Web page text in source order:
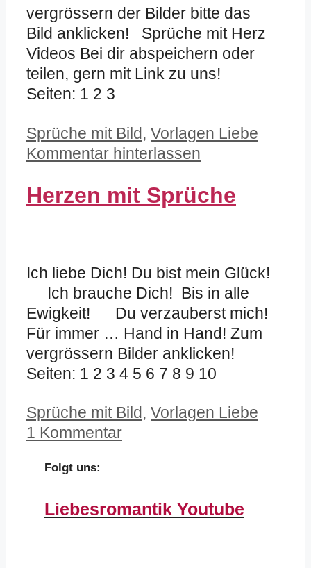
vergrössern der Bilder bitte das
Bild anklicken! Sprüche mit Herz
Videos Bei dir abspeichern oder
teilen, gern mit Link zu uns!
Seiten: 1 2 3
Kategorien
Sprüche mit Bild, Vorlagen Liebe
Kommentar hinterlassen
Herzen mit Sprüche
Ich liebe Dich! Du bist mein Glück!
Ich brauche Dich! Bis in alle
Ewigkeit! Du verzauberst mich!
Für immer … Hand in Hand! Zum
vergrössern Bilder anklicken!
Seiten: 1 2 3 4 5 6 7 8 9 10
Kategorien
Sprüche mit Bild, Vorlagen Liebe
1 Kommentar
Folgt uns:
Liebesromantik Youtube